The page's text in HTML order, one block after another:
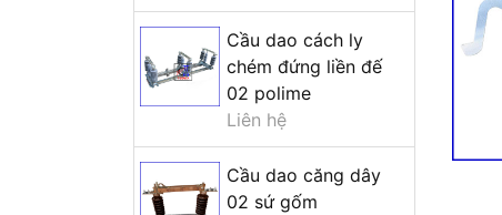
Cầu dao cách ly
chém đứng liền đế
02 polime
Liên hệ
Cầu dao căng dây
02 sứ gốm